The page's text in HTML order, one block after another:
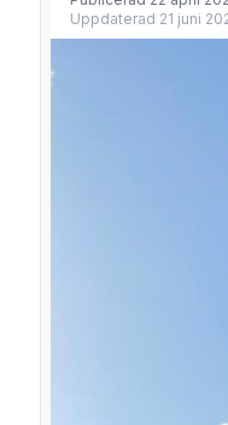
Uppdaterad 21 juni